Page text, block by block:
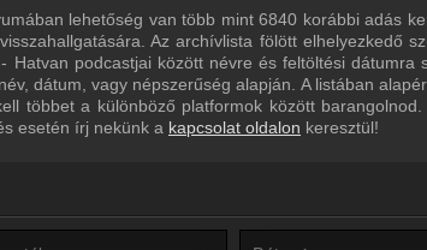
lehetőség van több mint 6840 korábbi adás
Az archívlista fölött elhelyezkedő
podcastjai között névre és feltöltési dátumra
dátum, vagy népszerűség alapján. A listában
többet a különböző platformok között
esetén írj nekünk a kapcsolat oldalon keresztül!